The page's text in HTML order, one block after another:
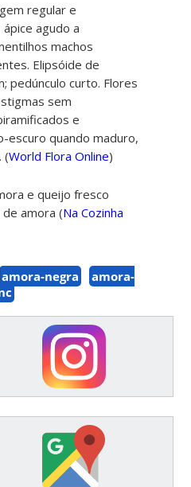
regular e
agudo a
machos
Elipsóide de
pedúnculo curto. Flores
sem
e
escuro quando maduro,
(World Flora Online)
e queijo fresco
de amora(Na Cozinha
amora-negra
amora-